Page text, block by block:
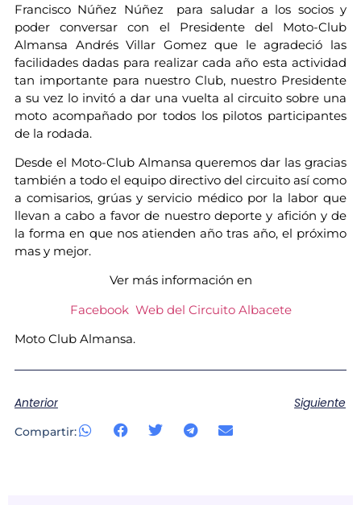
Francisco Núñez Núñez para saludar a los socios y
poder conversar con el Presidente del Moto-Club
Almansa Andrés Villar Gomez que le agradeció las
facilidades dadas para realizar cada año esta actividad
tan importante para nuestro Club, nuestro Presidente
a su vez lo invitó a dar una vuelta al circuito sobre una
moto acompañado por todos los pilotos participantes
de la rodada.
Desde el Moto-Club Almansa queremos dar las gracias
también a todo el equipo directivo del circuito así como
a comisarios, grúas y servicio médico por la labor que
llevan a cabo a favor de nuestro deporte y afición y de
la forma en que nos atienden año tras año, el próximo
mas y mejor.
Ver más información en
Facebook Web del Circuito Albacete
Moto Club Almansa.
Anterior Siguiente
Compartir: